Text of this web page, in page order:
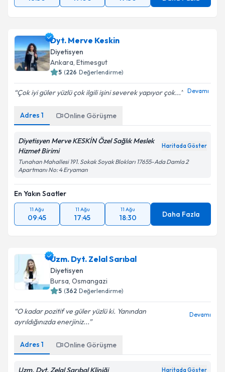
Dyt. Merve Keskin
Diyetisyen
Ankara, Etimesgut
5 (226 Değerlendirme)
Çok iyi güler yüzlü çok ilgili işini severek yapıyor çok... Devamı
Adres 1 Online Görüşme
Diyetisyen Merve KESKİN Özel Sağlık Meslek
Hizmet Birimi
Haritada Göster
Tunahan Mahallesi 191. Sokak Soyak Blokları 17655-Ada Damla 2
Apartmanı No: 4 Eryaman
En Yakın Saatler
11 Ağu
09:45
11 Ağu
17:45
11 Ağu
18:30 Daha Fazla
Uzm. Dyt. Zelal Sarıbal
Diyetisyen
Bursa, Osmangazi
5 (362 Değerlendirme)
O kadar pozitif ve güler yüzlü ki. Yanından
ayrıldığınızda enerjiniz...
Devamı
Adres 1 Online Görüşme
Uzm. Dyt. Zelal Sarıbal Kliniği Haritada Göster